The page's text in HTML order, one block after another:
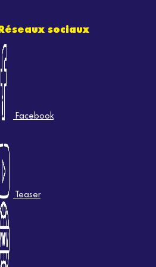
Réseaux sociaux
Facebook
Teaser